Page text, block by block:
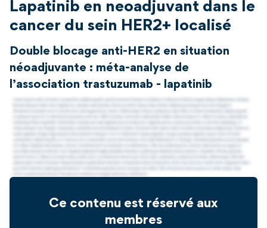
Lapatinib en neoadjuvant dans le
cancer du sein HER2+ localisé
Double blocage anti-HER2 en situation
néoadjuvante : méta-analyse de
l’association trastuzumab - lapatinib
Ce contenu est réservé aux
membres